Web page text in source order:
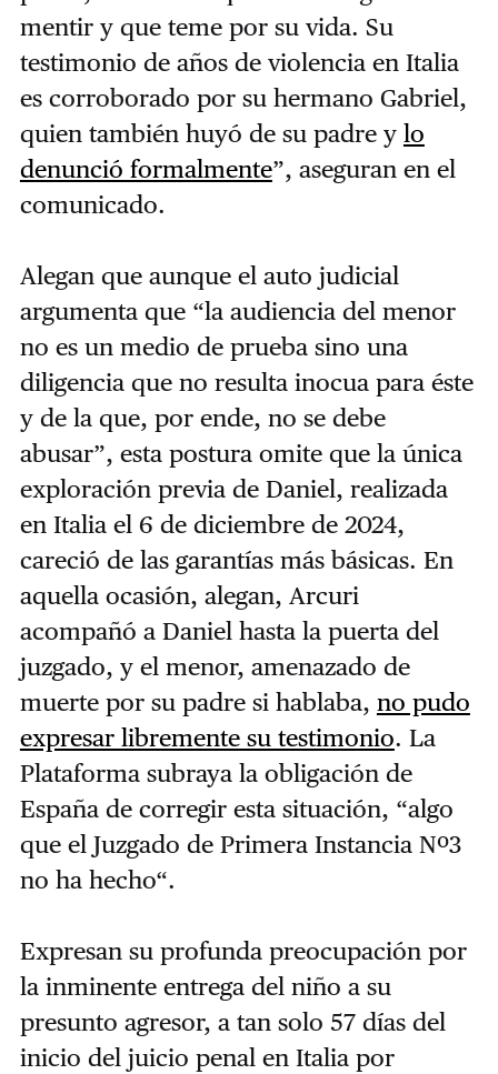
mentir y que teme por su vida. Su
testimonio de años de violencia en Italia
es corroborado por su hermano Gabriel,
quien también huyó de su padre y lo
denunció formalmente”, aseguran en el
comunicado.
Alegan que aunque el auto judicial
argumenta que “la audiencia del menor
no es un medio de prueba sino una
diligencia que no resulta inocua para éste
y de la que, por ende, no se debe
abusar”, esta postura omite que la única
exploración previa de Daniel, realizada
en Italia el 6 de diciembre de 2024,
careció de las garantías más básicas. En
aquella ocasión, alegan, Arcuri
acompañó a Daniel hasta la puerta del
juzgado, y el menor, amenazado de
muerte por su padre si hablaba, no pudo
expresar libremente su testimonio. La
Plataforma subraya la obligación de
España de corregir esta situación, “algo
que el Juzgado de Primera Instancia Nº3
no ha hecho“.
Expresan su profunda preocupación por
la inminente entrega del niño a su
presunto agresor, a tan solo 57 días del
inicio del juicio penal en Italia por